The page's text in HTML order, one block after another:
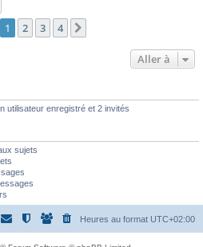
1 2 3 4
Aller à
utilisateur enregistré et 2 invités
sujets
Heures au format UTC+02:00